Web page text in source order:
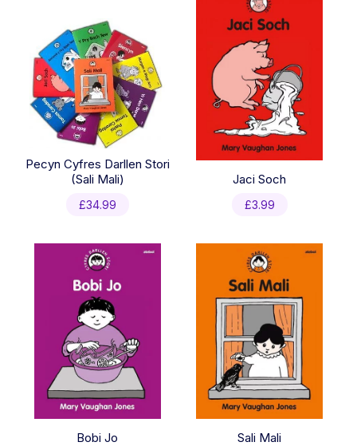
Pecyn Cyfres Darllen Stori
(Sali Mali)
£34.99
Jaci Soch
£3.99
Bobi Jo Sali Mali